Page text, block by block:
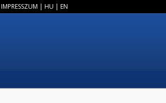
IMPRESSZUM | HU | EN